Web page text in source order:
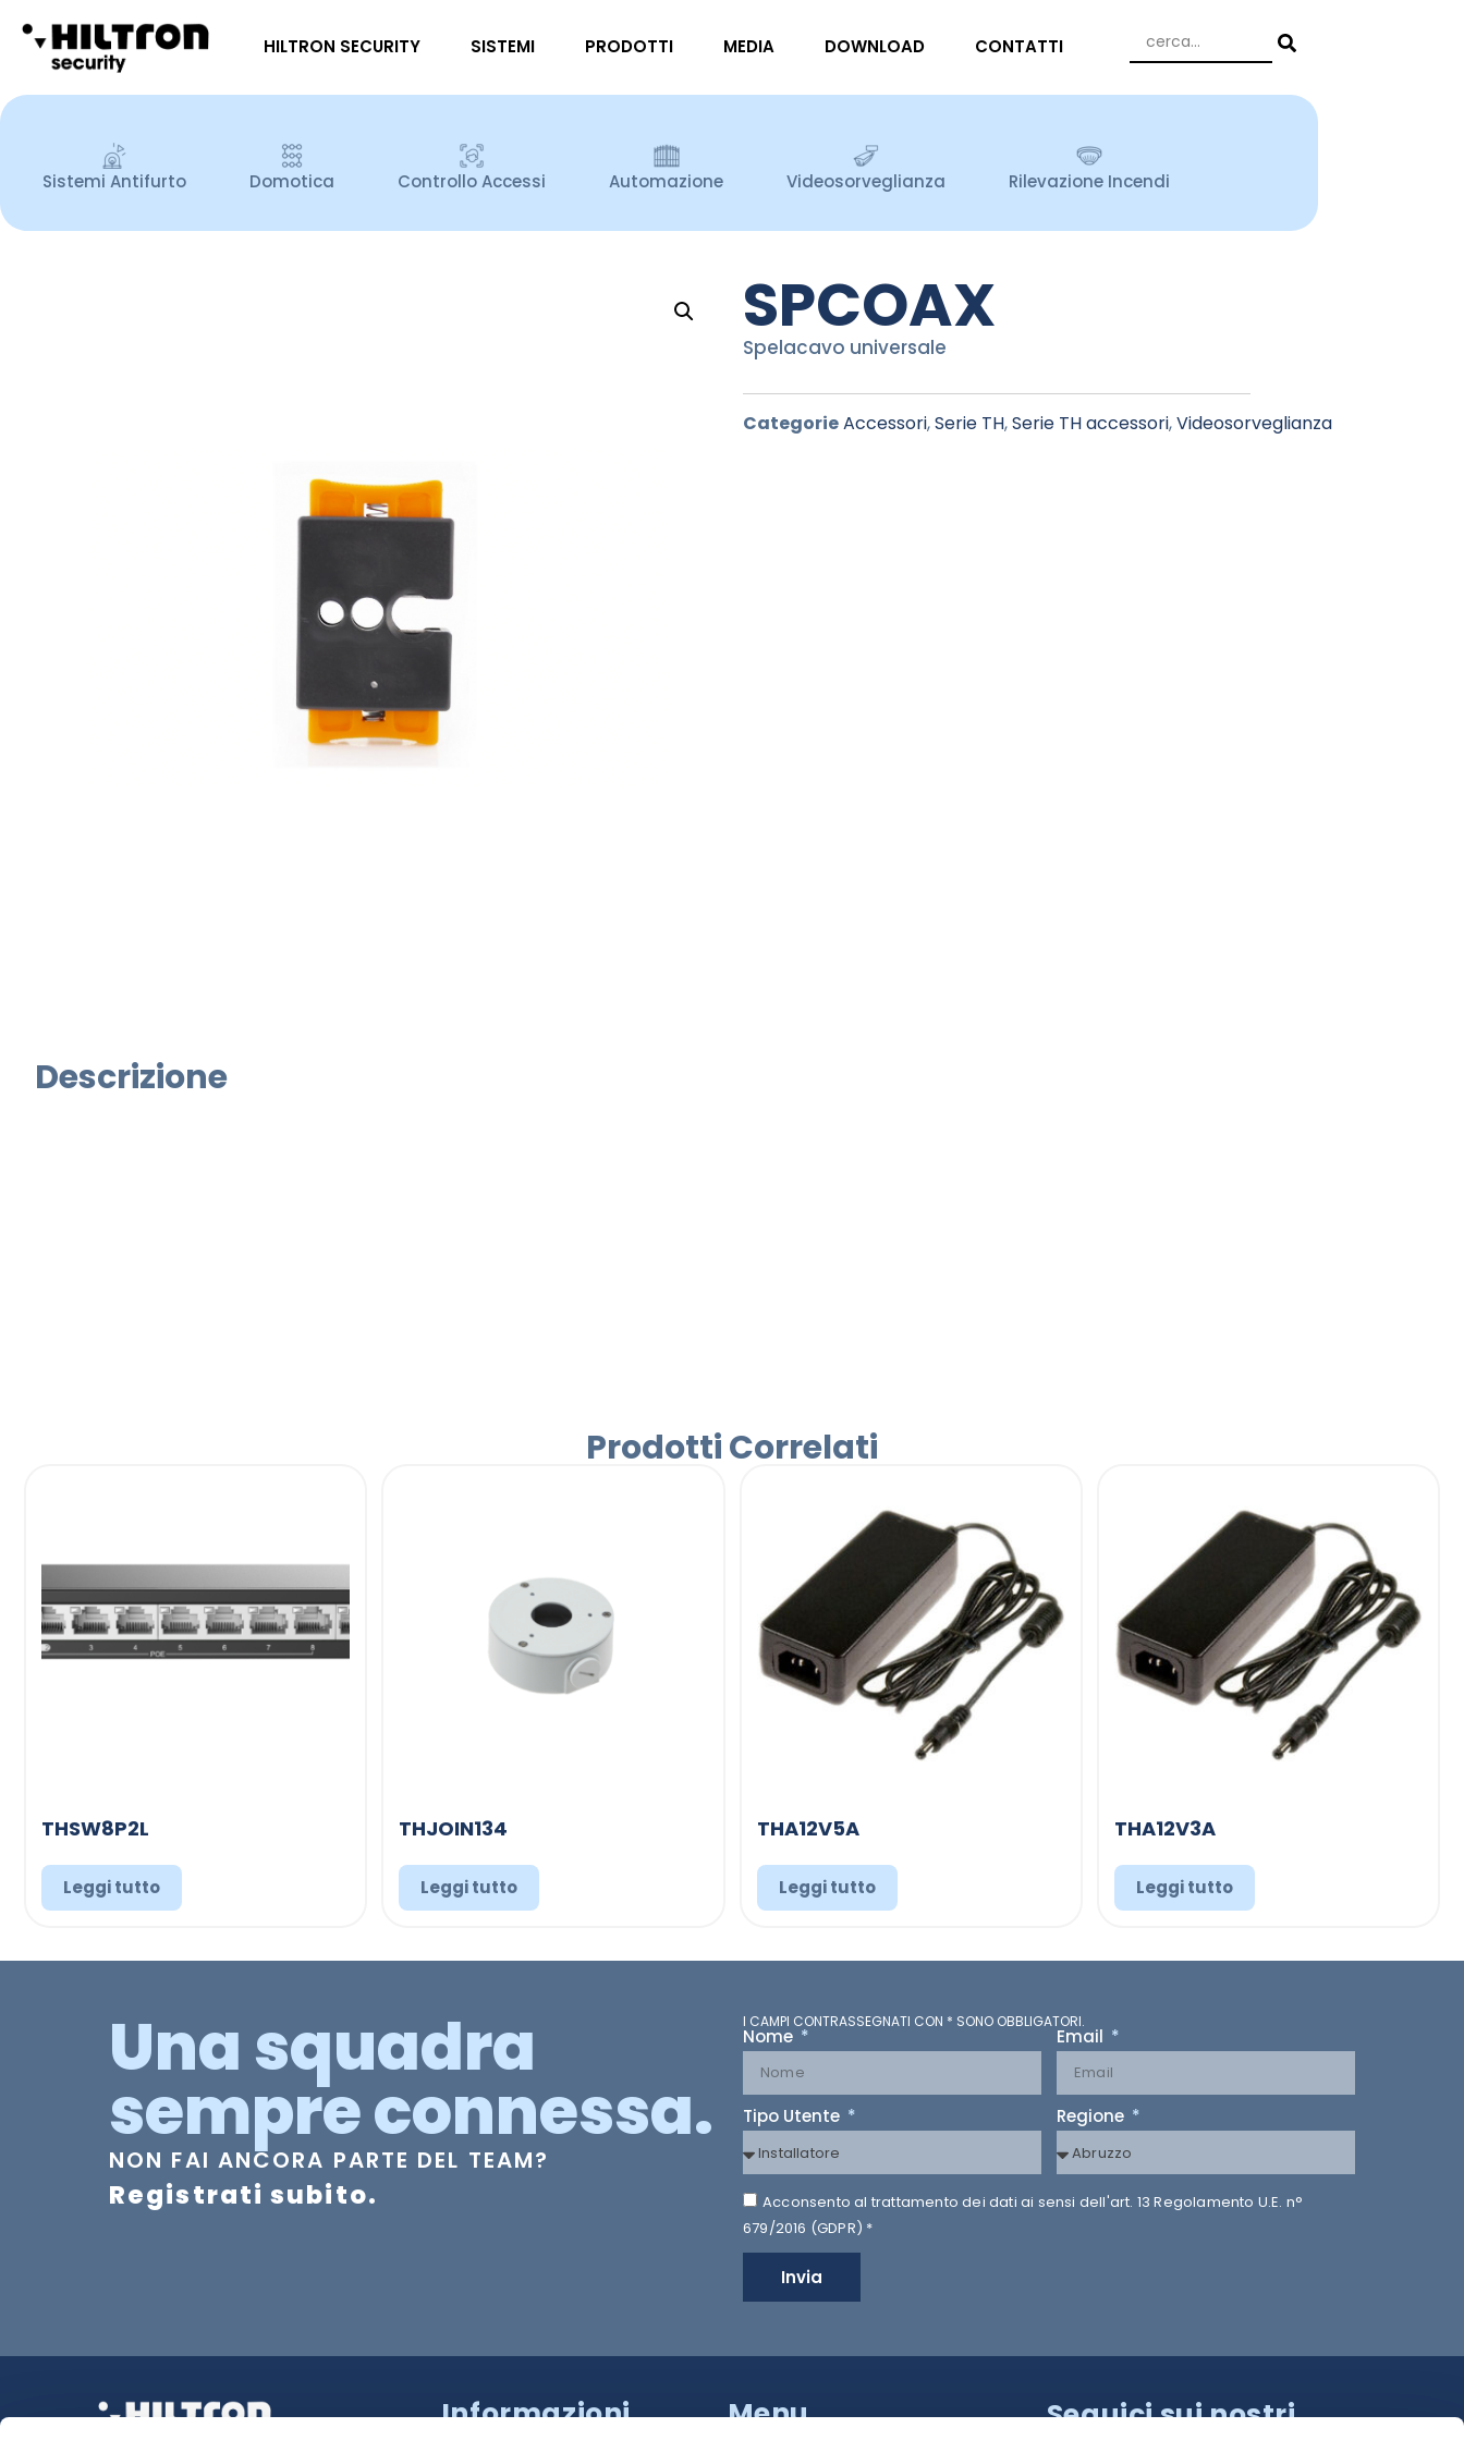
HILTRON SECURITY SISTEMI PRODOTTI MEDIA DOWNLOAD CONTATTI
Sistemi Antifurto Domotica Controllo Accessi Automazione Videosorveglianza Rilevazione Incendi
SPCOAX
Spelacavo universale
CategorieAccessori,Serie TH,Serie TH accessori,Videosorveglianza
Descrizione
Prodotti Correlati
THSW8P2L
Leggi tutto
THJOIN134
Leggi tutto
THA12V5A
Leggi tutto
THA12V3A
Leggi tutto
Una squadra
sempre connessa.
NON FAI ANCORA PARTE DEL TEAM?
Registrati subito.
I CAMPI CONTRASSEGNATI CON * SONO OBBLIGATORI.
Nome Email
Tipo Utente Regione
Acconsento al trattamento dei dati ai sensi dell'art. 13 Regolamento U.E. n°
679/2016 (GDPR) *
Invia
Informazioni Menu
Seguici sui nostri